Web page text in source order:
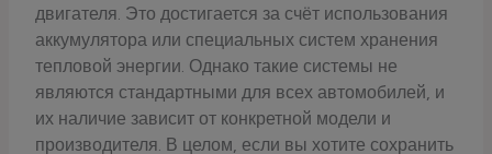
двигателя. Это достигается за счёт использования
аккумулятора или специальных систем хранения
тепловой энергии. Однако такие системы не
являются стандартными для всех автомобилей, и
их наличие зависит от конкретной модели и
производителя. В целом, если вы хотите сохранить